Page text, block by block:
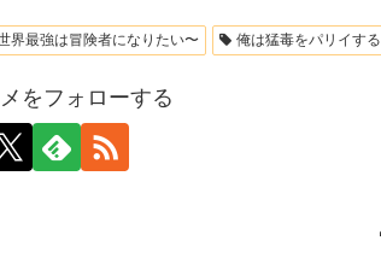
界最強は冒険者になりたい〜 俺は猛毒をパリイする
をフォローする